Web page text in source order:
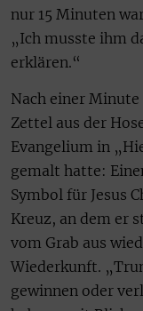
nur 15 Minuten
„Ich musste ihm
erklären.“
Nach einer
Zettel aus der
Evangelium in
gemalt hatte:
Symbol für Jesus
Kreuz, an dem er
vom Grab aus
Wiederkunft.
gewinnen oder